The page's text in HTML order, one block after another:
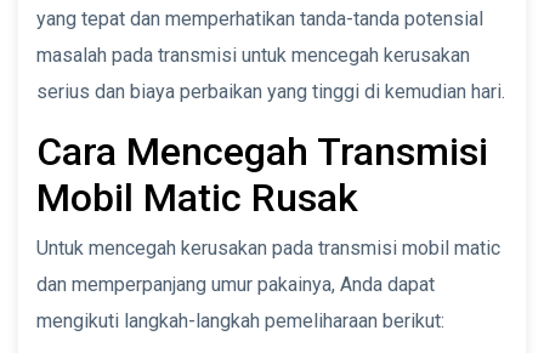
yang tepat dan memperhatikan tanda-tanda potensial
masalah pada transmisi untuk mencegah kerusakan
serius dan biaya perbaikan yang tinggi di kemudian hari.
Cara Mencegah Transmisi
Mobil Matic Rusak
Untuk mencegah kerusakan pada transmisi mobil matic
dan memperpanjang umur pakainya, Anda dapat
mengikuti langkah-langkah pemeliharaan berikut: